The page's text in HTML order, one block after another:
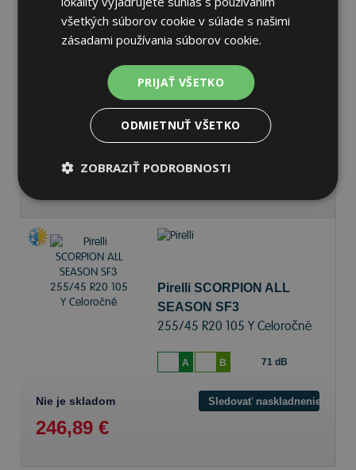
Pirelli SCORPION ALL
255/45 R20 105 Y Celoročné
71 dB
224,50 €
Pirelli SCORPION ALL
SEASON SF3
255/45 R20 105 Y Celoročné
A B 71 dB
Nie je skladom Sledovať naskladnenie
246,89 €
všetkých súborov cookie v súlade s našimi
zásadami používania súborov cookie.
PRIJAŤ VŠETKO
ODMIETNUŤ VŠETKO
ZOBRAZIŤ PODROBNOSTI